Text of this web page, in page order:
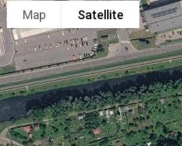
Map Satellite